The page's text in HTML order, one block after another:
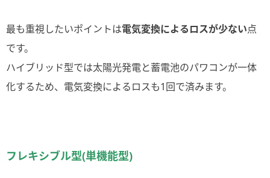
最も重視したいポイントは電気変換によるロスが少ない点
です。
ハイブリッド型では太陽光発電と蓄電池のパワコンが一体
化するため、電気変換によるロスも1回で済みます。
フレキシブル型(単機能型)